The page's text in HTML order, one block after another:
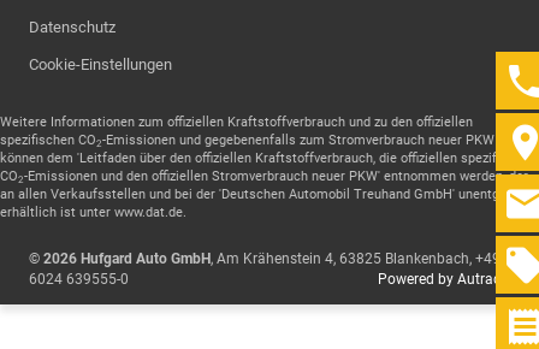
Datenschutz
Cookie-Einstellungen
Weitere Informationen zum offiziellen Kraftstoffverbrauch und zu den offiziellen
spezifischen CO2-Emissionen und gegebenenfalls zum Stromverbrauch neuer PKW
können dem 'Leitfaden über den offiziellen Kraftstoffverbrauch, die offiziellen spezifischen
CO2-Emissionen und den offiziellen Stromverbrauch neuer PKW' entnommen werden, der
an allen Verkaufsstellen und bei der 'Deutschen Automobil Treuhand GmbH' unentgeltlich
erhältlich ist unter www.dat.de.
© 2026 Hufgard Auto GmbH, Am Krähenstein 4, 63825 Blankenbach, +49
6024 639555-0
Powered by Autrado